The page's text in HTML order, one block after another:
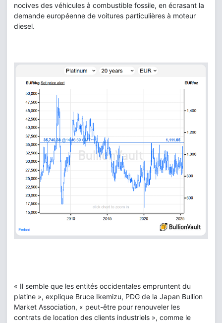
nocives des véhicules à combustible fossile, en écrasant la
demande européenne de voitures particulières à moteur
diesel.
« Il semble que les entités occidentales empruntent du
platine », explique Bruce Ikemizu, PDG de la Japan Bullion
Market Association, « peut-être pour renouveler les
contrats de location des clients industriels », comme le